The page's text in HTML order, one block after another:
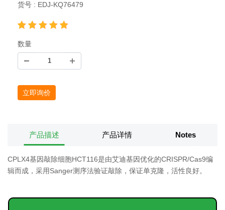
货号 : EDJ-KQ76479
数量
立即询价
产品描述 产品详情 Notes
CPLX4基因敲除细胞HCT116是由艾迪基因优化的CRISPR/Cas9编
辑而成，采用Sanger测序法验证敲除，保证单克隆，活性良好。